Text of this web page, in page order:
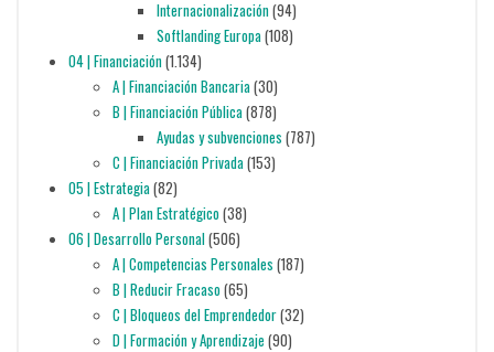
Internacionalización(94)
Softlanding Europa(108)
04 | Financiación(1.134)
A | Financiación Bancaria(30)
B | Financiación Pública(878)
Ayudas y subvenciones (787)
C | Financiación Privada(153)
05 | Estrategia(82)
A | Plan Estratégico(38)
06 | Desarrollo Personal(506)
A | Competencias Personales (187)
B | Reducir Fracaso(65)
C | Bloqueos del Emprendedor(32)
D | Formación y Aprendizaje (90)